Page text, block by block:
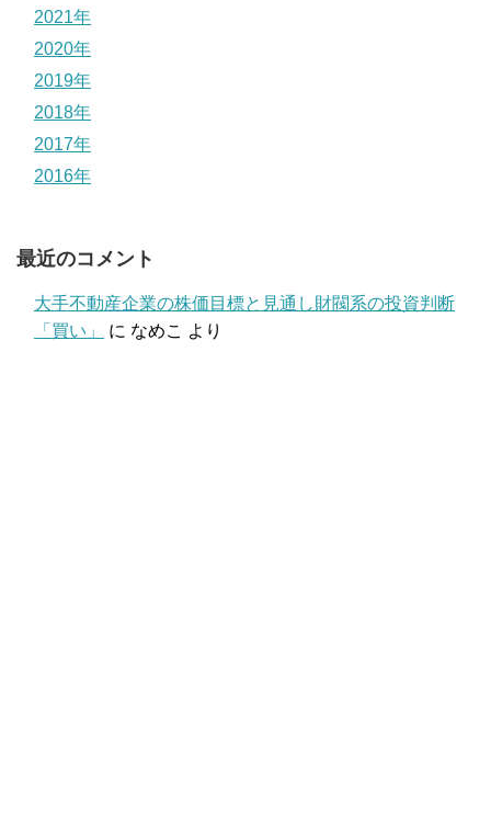
2021年
2020年
2019年
2018年
2017年
2016年
最近のコメント
大手不動産企業の株価目標と見通し財閥系の投資判断
「買い」
に なめこ より